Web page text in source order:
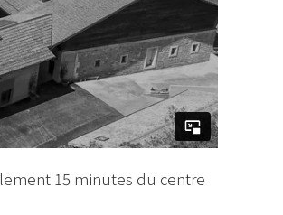
15 minutes du centre